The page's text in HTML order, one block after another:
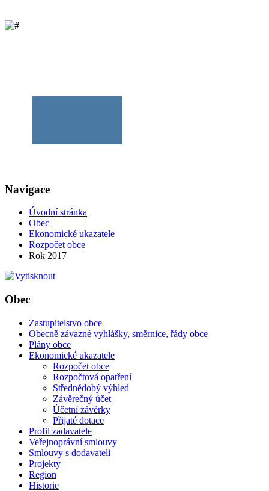
Navigace
Úvodní stránka
Obec
Ekonomické ukazatele
Rozpočet obce
Rok 2017
Obec
Zastupitelstvo obce
Obecně závazné vyhlášky, směrnice, řády obce
Plány obce
Ekonomické ukazatele
Rozpočet obce
Rozpočtová opatření
Střednědobý výhled
Závěrečný účet
Účetní závěrky
Přijaté dotace
Profil zadavatele
Veřejnoprávní smlouvy
Smlouvy s dodavateli
Projekty
Region
Historie